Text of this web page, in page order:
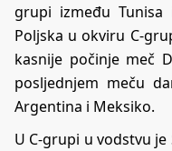
grupi između Tunisa
Poljska u okviru C-
kasnije počinje meč
posljednjem meču
Argentina i Meksiko.
U C-grupi u vodstvu